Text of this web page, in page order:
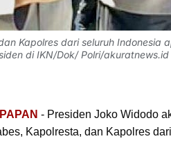
Kapolres dari seluruh
di IKN/Dok/ Polri/akuratnews.id
- Presiden Joko Widodo
Kapolresta, dan Kapolres